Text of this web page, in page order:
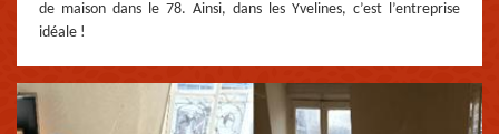
de maison dans le 78. Ainsi, dans les Yvelines, c’est l’entreprise
idéale !